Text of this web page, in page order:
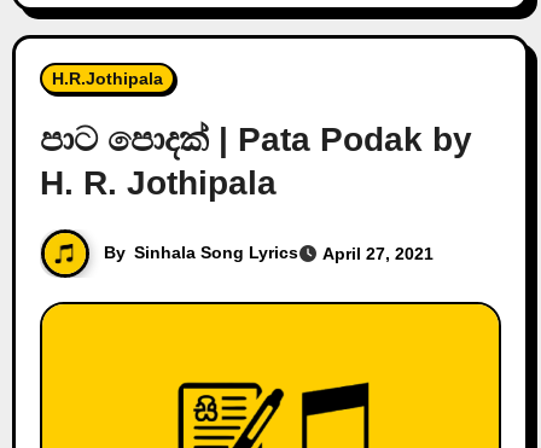
H.R.Jothipala
පාට පොදක් | Pata Podak by
H. R. Jothipala
By Sinhala Song Lyrics April 27, 2021